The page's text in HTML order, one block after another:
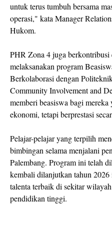
untuk terus tumbuh bersama
operasi," kata Manager
Hukom.
PHR Zona 4 juga
melaksanakan program
Berkolaborasi dengan
Community Involvement and
memberi beasiswa bagi
ekonomi, tetapi berprestasi
Pelajar-pelajar yang terpilih
bimbingan selama menjalani
Palembang. Program ini telah
kembali dilanjutkan tahun
talenta terbaik di sekitar
pendidikan tinggi.